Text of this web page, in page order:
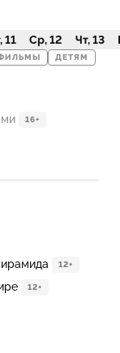
11 Ср, 12 Чт, 13
ДЕТЯМ
16+
12+
12+